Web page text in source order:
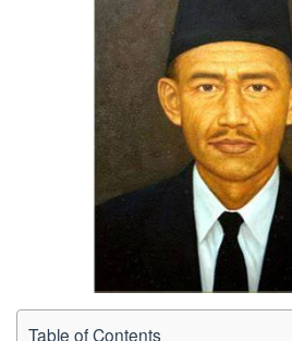
Table of Contents